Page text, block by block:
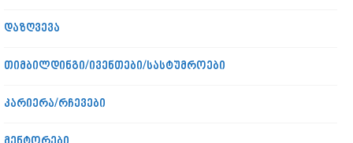
დაზღვევა
თიმბილდინგი/ივენთები/სასტუმროები
კარიერა/რჩევები